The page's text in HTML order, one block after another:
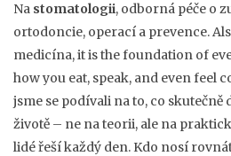
Na stomatologii, odborná péče o
ortodoncie, operací a prevence.
medicína, it is the foundation of
how you eat, speak, and even feel
jsme se podívali na to, co skutečně
životě – ne na teorii, ale na
lidé řeší každý den. Kdo nosí